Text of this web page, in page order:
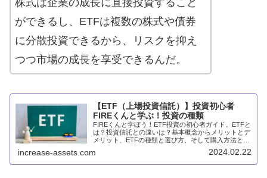
ができるし、ETFは複数の株式や債券
に分散投資できるから、リスクを抑え
つつ市場の成長を享受できるんだ。
【ETF（上場投資信託）】投資初心者
FIREくんと学ぶ！投資の種類
FIREくんと学ぼう！ETF投資の初心者ガイド。ETFと
は？投資信託との違いは？基本概念からメリットとデ
メリット、ETFの種類と選び方、そして購入方法とリ
スク管理まで、初心者が始めるときによくある質問を
分かりやすく解説します。
increase-assets.com 2024.02.22